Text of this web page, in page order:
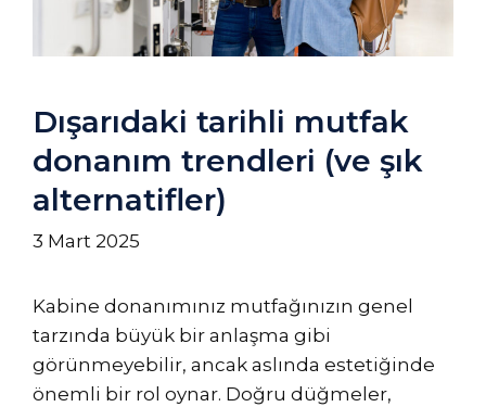
Dışarıdaki tarihli mutfak
donanım trendleri (ve şık
alternatifler)
3 Mart 2025
Kabine donanımınız mutfağınızın genel
tarzında büyük bir anlaşma gibi
görünmeyebilir, ancak aslında estetiğinde
önemli bir rol oynar. Doğru düğmeler,